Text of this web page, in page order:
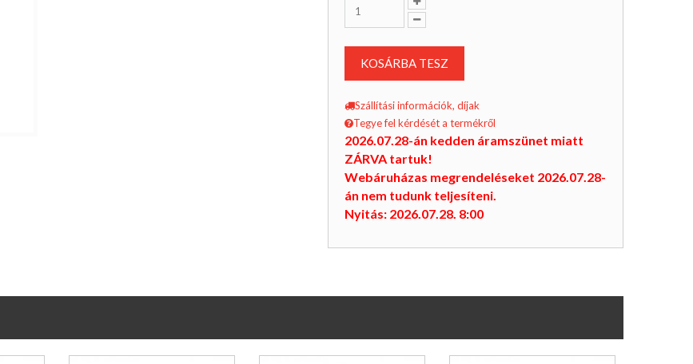
KOSÁRBA TESZ
Szállítási információk, díjak
Tegye fel kérdését a termékről
2026.07.28-án kedden áramszünet miatt
ZÁRVA tartuk!
Webáruházas megrendeléseket 2026.07.28-
án nem tudunk teljesíteni.
Nyitás: 2026.07.28. 8:00